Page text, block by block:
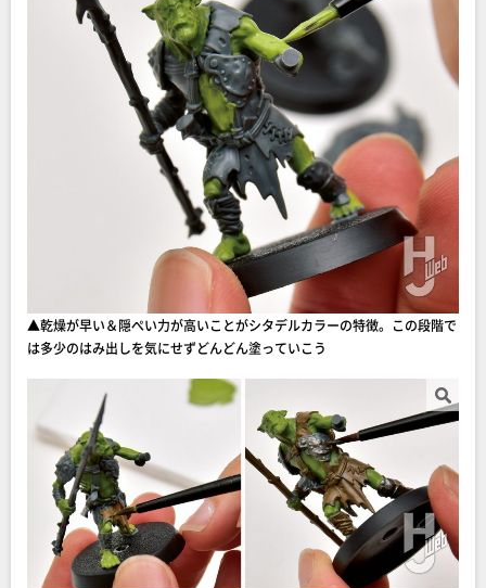
▲乾燥が早い＆隠ぺい力が高いことがシタデルカラーの特徴。この段階で
は多少のはみ出しを気にせずどんどん塗っていこう